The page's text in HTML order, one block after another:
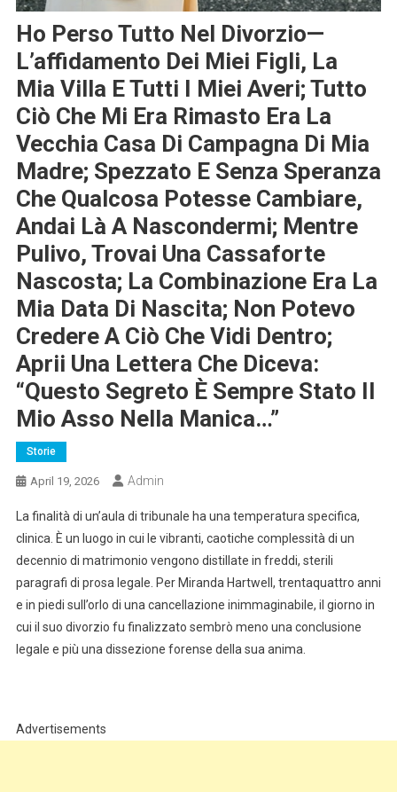
Ho Perso Tutto Nel Divorzio—
L’affidamento Dei Miei Figli, La
Mia Villa E Tutti I Miei Averi; Tutto
Ciò Che Mi Era Rimasto Era La
Vecchia Casa Di Campagna Di Mia
Madre; Spezzato E Senza Speranza
Che Qualcosa Potesse Cambiare,
Andai Là A Nascondermi; Mentre
Pulivo, Trovai Una Cassaforte
Nascosta; La Combinazione Era La
Mia Data Di Nascita; Non Potevo
Credere A Ciò Che Vidi Dentro;
Aprii Una Lettera Che Diceva:
“Questo Segreto È Sempre Stato Il
Mio Asso Nella Manica…”
Storie
April 19, 2026 Admin
La finalità di un’aula di tribunale ha una temperatura specifica,
clinica. È un luogo in cui le vibranti, caotiche complessità di un
decennio di matrimonio vengono distillate in freddi, sterili
paragrafi di prosa legale. Per Miranda Hartwell, trentaquattro anni
e in piedi sull’orlo di una cancellazione inimmaginabile, il giorno in
cui il suo divorzio fu finalizzato sembrò meno una conclusione
legale e più una dissezione forense della sua anima.
Advertisements